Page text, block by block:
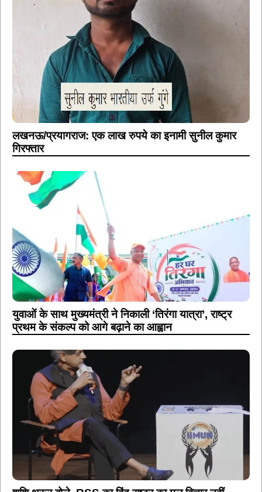
लखनऊ/प्रयागराज: एक लाख रुपये का इनामी सुनील कुमार
गिरफ्तार
युवाओं के साथ मुख्यमंत्री ने निकाली ‘तिरंगा यात्रा’, राष्ट्र
प्रथम के संकल्प को आगे बढ़ाने का आह्वान